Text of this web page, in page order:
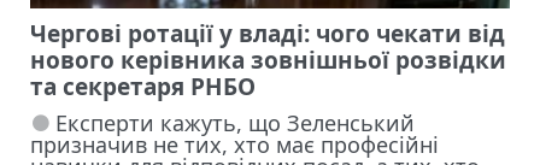
Чергові ротації у владі: чого чекати від
нового керівника зовнішньої розвідки
та секретаря РНБО
Експерти кажуть, що Зеленський
призначив не тих, хто має професійні